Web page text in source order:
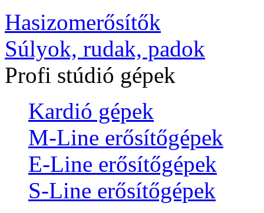
Hasizomerősítők
Súlyok, rudak, padok
Profi stúdió gépek
Kardió gépek
M-Line erősítőgépek
E-Line erősítőgépek
S-Line erősítőgépek